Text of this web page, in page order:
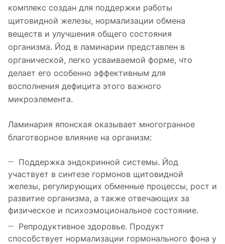
комплекс создан для поддержки работы
щитовидной железы, нормализации обмена
веществ и улучшения общего состояния
организма. Йод в ламинарии представлен в
органической, легко усваиваемой форме, что
делает его особенно эффективным для
восполнения дефицита этого важного
микроэлемента.
Ламинария японская оказывает многогранное
благотворное влияние на организм:
Поддержка эндокринной системы. Йод
участвует в синтезе гормонов щитовидной
железы, регулирующих обменные процессы, рост и
развитие организма, а также отвечающих за
физическое и психоэмоциональное состояние.
Репродуктивное здоровье. Продукт
способствует нормализации гормонального фона у